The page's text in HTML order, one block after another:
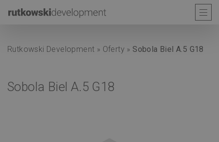
Rutkowski Development » Oferty » Sobola Biel A.5 G18
Sobola Biel A.5 G18